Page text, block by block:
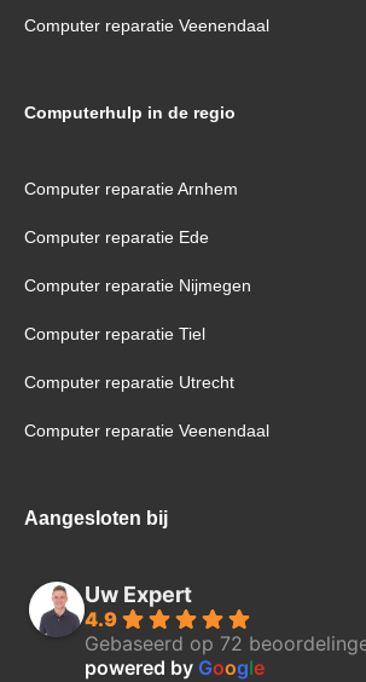
Computer reparatie Veenendaal
Computerhulp in de regio
Computer reparatie Arnhem
Computer reparatie Ede
Computer reparatie Nijmegen
Computer reparatie Tiel
Computer reparatie Utrecht
Computer reparatie Veenendaal
Aangesloten bij
Uw Expert
4.9
Gebaseerd op 72
powered by Google